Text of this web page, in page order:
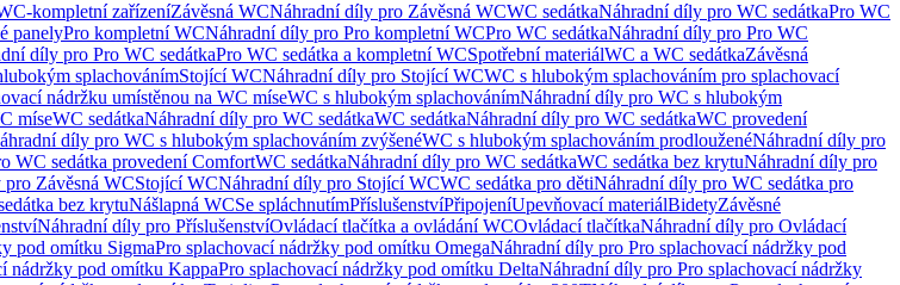
kompletní zařízeníZávěsná WCNáhradní díly pro Závěsná WCWC sedátkaNáhradní díly pro WC sedátkaPro WC
panelyPro kompletní WCNáhradní díly pro Pro kompletní WCPro WC sedátkaNáhradní díly pro Pro WC
díly pro Pro WC sedátkaPro WC sedátka a kompletní WCSpotřební materiálWC a WC sedátkaZávěsná
splachovánímStojící WCNáhradní díly pro Stojící WCWC s hlubokým splachováním pro splachovací
nádržku umístěnou na WC míseWC s hlubokým splachovánímNáhradní díly pro WC s hlubokým
míseWC sedátkaNáhradní díly pro WC sedátkaWC sedátkaNáhradní díly pro WC sedátkaWC provedení
díly pro WC s hlubokým splachováním zvýšenéWC s hlubokým splachováním prodlouženéNáhradní díly pro
WC sedátka provedení ComfortWC sedátkaNáhradní díly pro WC sedátkaWC sedátka bez krytuNáhradní díly pro
Závěsná WCStojící WCNáhradní díly pro Stojící WCWC sedátka pro dětiNáhradní díly pro WC sedátka pro
bez krytuNášlapná WCSe spláchnutímPříslušenstvíPřipojeníUpevňovací materiálBidetyZávěsné
Náhradní díly pro PříslušenstvíOvládací tlačítka a ovládání WCOvládací tlačítkaNáhradní díly pro Ovládací
pod omítku SigmaPro splachovací nádržky pod omítku OmegaNáhradní díly pro Pro splachovací nádržky pod
nádržky pod omítku KappaPro splachovací nádržky pod omítku DeltaNáhradní díly pro Pro splachovací nádržky